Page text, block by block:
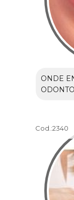
ONDE
Cod.:2340